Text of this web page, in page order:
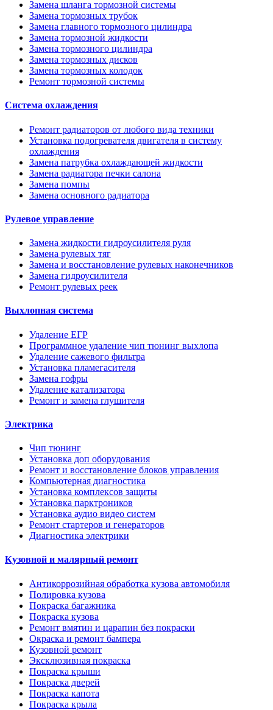
Замена шланга тормозной системы
Замена тормозных трубок
Замена главного тормозного цилиндра
Замена тормозной жидкости
Замена тормозного цилиндра
Замена тормозных дисков
Замена тормозных колодок
Ремонт тормозной системы
Система охлаждения
Ремонт радиаторов от любого вида техники
Установка подогревателя двигателя в систему
охлаждения
Замена патрубка охлаждающей жидкости
Замена радиатора печки салона
Замена помпы
Замена основного радиатора
Рулевое управление
Замена жидкости гидроусилителя руля
Замена рулевых тяг
Замена и восстановление рулевых наконечников
Замена гидроусилителя
Ремонт рулевых реек
Выхлопная система
Удаление ЕГР
Программное удаление чип тюнинг выхлопа
Удаление сажевого фильтра
Установка пламегасителя
Замена гофры
Удаление катализатора
Ремонт и замена глушителя
Электрика
Чип тюнинг
Установка доп оборудования
Ремонт и восстановление блоков управления
Компьютерная диагностика
Установка комплексов защиты
Установка парктроников
Установка аудио видео систем
Ремонт стартеров и генераторов
Диагностика электрики
Кузовной и малярный ремонт
Антикоррозийная обработка кузова автомобиля
Полировка кузова
Покраска багажника
Покраска кузова
Ремонт вмятин и царапин без покраски
Окраска и ремонт бампера
Кузовной ремонт
Эксклюзивная покраска
Покраска крыши
Покраска дверей
Покраска капота
Покраска крыла